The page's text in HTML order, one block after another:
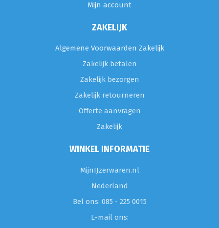
Mijn account
ZAKELIJK
Algemene Voorwaarden Zakelijk
Zakelijk betalen
Zakelijk bezorgen
Zakelijk retourneren
Offerte aanvragen
Zakelijk
WINKEL INFORMATIE
MijnIJzerwaren.nl
Nederland
Bel ons: 085 - 225 0015
E-mail ons: